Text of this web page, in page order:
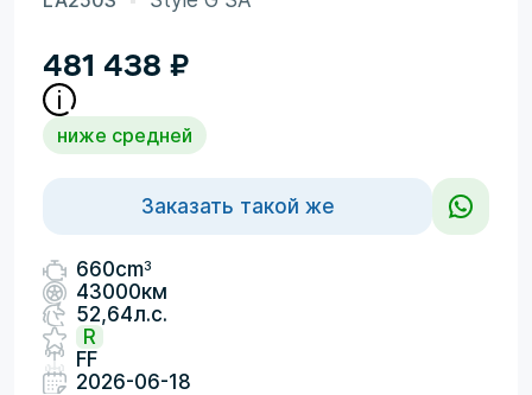
481 438 ₽
ниже средней
Заказать такой же
660cm3
43000км
52,64л.с.
R
FF
2026-06-18